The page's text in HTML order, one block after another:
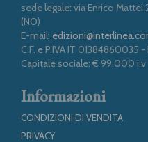
sede legale: via Enrico Mattei
(NO)
E-mail:
C.F. e P.IVA IT 01384860035 -
Capitale sociale: € 99.000 i.v
Informazioni
CONDIZIONI DI VENDITA
PRIVACY